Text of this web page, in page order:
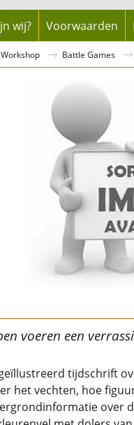
wij? Voorwaarden
Battle Games
voeren een
tijdschrift
het vechten, hoe
over